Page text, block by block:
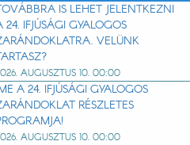
IS LEHET JELENTKEZNI
24. IFJÚSÁGI GYALOGOS
VELÜNK
AUGUSZTUS 10. 00:00
A 24. IFJÚSÁGI GYALOGOS
RÉSZLETES
AUGUSZTUS 10. 00:00